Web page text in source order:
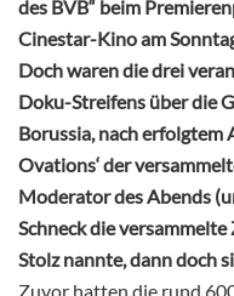
des BVB“ beim
Cinestar-Kino am
Doch waren die drei
Doku-Streifens über die
Borussia, nach erfolgtem
Ovations‘ der
Moderator des Abends
Schneck die
Stolz nannte, dann doch
Zuvor hatten die rund